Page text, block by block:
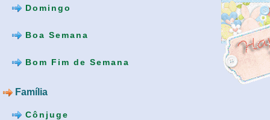
Domingo
Boa Semana
Bom Fim de Semana
Família
Cônjuge